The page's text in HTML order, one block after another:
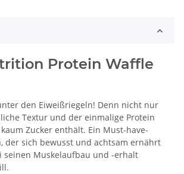
Protein Waffle
den Eiweißriegeln! Denn nicht nur
Textur und der einmalige Protein
Zucker enthält. Ein Must-have-
der sich bewusst und achtsam ernährt
seinen Muskelaufbau und -erhalt